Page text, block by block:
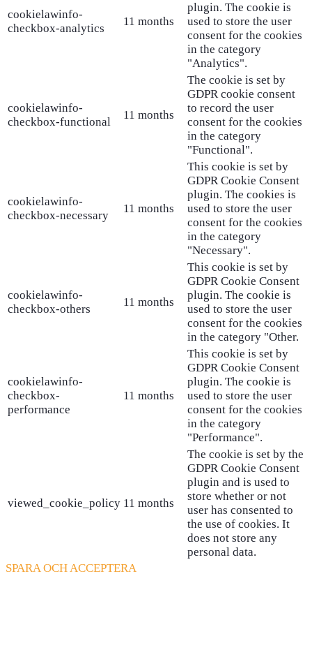
cookielawinfo-
checkbox-analytics
11 months
plugin. The cookie is
used to store the user
consent for the cookies
in the category
"Analytics".
cookielawinfo-
checkbox-functional
11 months
The cookie is set by
GDPR cookie consent
to record the user
consent for the cookies
in the category
"Functional".
cookielawinfo-
checkbox-necessary
11 months
This cookie is set by
GDPR Cookie Consent
plugin. The cookies is
used to store the user
consent for the cookies
in the category
"Necessary".
cookielawinfo-
checkbox-others
11 months
This cookie is set by
GDPR Cookie Consent
plugin. The cookie is
used to store the user
consent for the cookies
in the category "Other.
cookielawinfo-
checkbox-
performance
11 months
This cookie is set by
GDPR Cookie Consent
plugin. The cookie is
used to store the user
consent for the cookies
in the category
"Performance".
viewed_cookie_policy 11 months
The cookie is set by the
GDPR Cookie Consent
plugin and is used to
store whether or not
user has consented to
the use of cookies. It
does not store any
personal data.
SPARA OCH ACCEPTERA